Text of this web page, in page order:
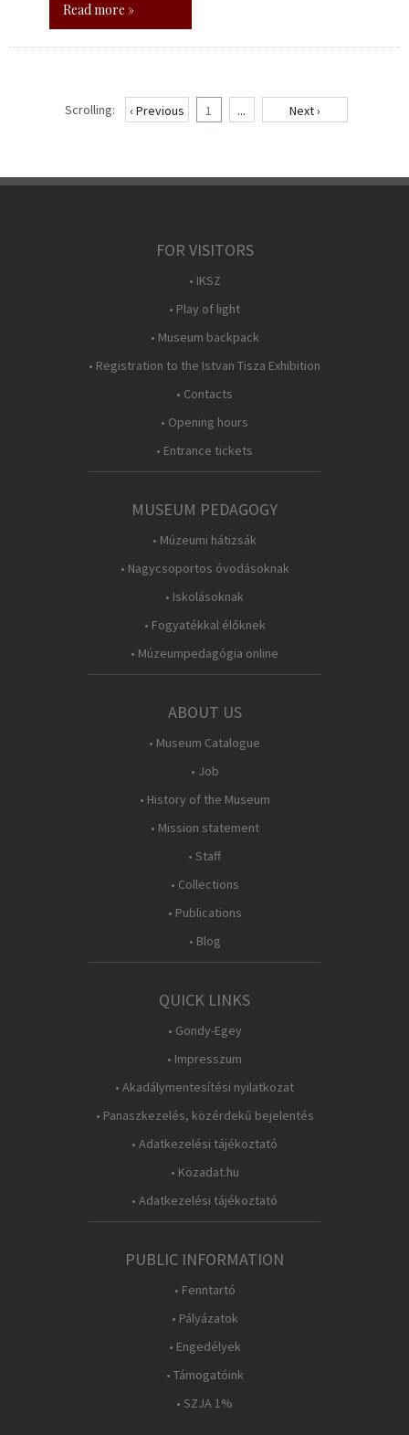
Read more »
Scrolling: ‹ Previous 1 ... Next ›
FOR VISITORS
• IKSZ
• Play of light
• Museum backpack
• Registration to the Istvan Tisza Exhibition
• Contacts
• Opening hours
• Entrance tickets
MUSEUM PEDAGOGY
• Múzeumi hátizsák
• Nagycsoportos óvodásoknak
• Iskolásoknak
• Fogyatékkal élőknek
• Múzeumpedagógia online
ABOUT US
• Museum Catalogue
• Job
• History of the Museum
• Mission statement
• Staff
• Collections
• Publications
• Blog
QUICK LINKS
• Gondy-Egey
• Impresszum
• Akadálymentesítési nyilatkozat
• Panaszkezelés, közérdekű bejelentés
• Adatkezelési tájékoztató
• Közadat.hu
• Adatkezelési tájékoztató
PUBLIC INFORMATION
• Fenntartó
• Pályázatok
• Engedélyek
• Támogatóink
• SZJA 1%